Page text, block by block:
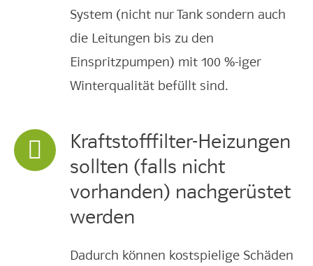
System (nicht nur Tank sondern auch
die Leitungen bis zu den
Einspritzpumpen) mit 100 %-iger
Winterqualität befüllt sind.
Kraftstofffilter-Heizungen
sollten (falls nicht
vorhanden) nachgerüstet
werden
Dadurch können kostspielige Schäden